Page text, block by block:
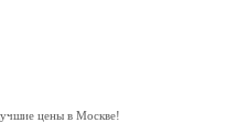
цены в Москве!